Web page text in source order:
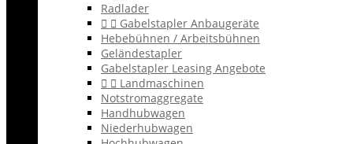
Radlader
  Gabelstapler Anbaugeräte
Hebebühnen / Arbeitsbühnen
Geländestapler
Gabelstapler Leasing Angebote
  Landmaschinen
Notstromaggregate
Handhubwagen
Niederhubwagen